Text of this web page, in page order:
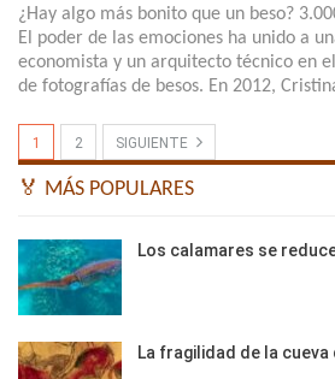
¿Hay algo más bonito que un beso?
El poder de las emociones ha unido a
economista y un arquitecto técnico en
de fotografías de besos. En 2012,
1 2 SIGUIENTE
🏅 MÁS POPULARES
Los calamares se
La fragilidad de la